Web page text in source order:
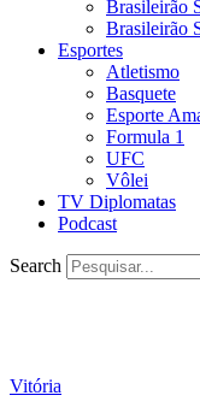
Brasileirão
Brasileirão
Esportes
Atletismo
Basquete
Esporte
Formula 1
UFC
Vôlei
TV Diplomatas
Podcast
Search
Vitória